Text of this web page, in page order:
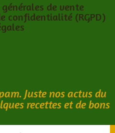
de vente
confidentialité (RGPD)
Juste nos actus du
recettes et de bons